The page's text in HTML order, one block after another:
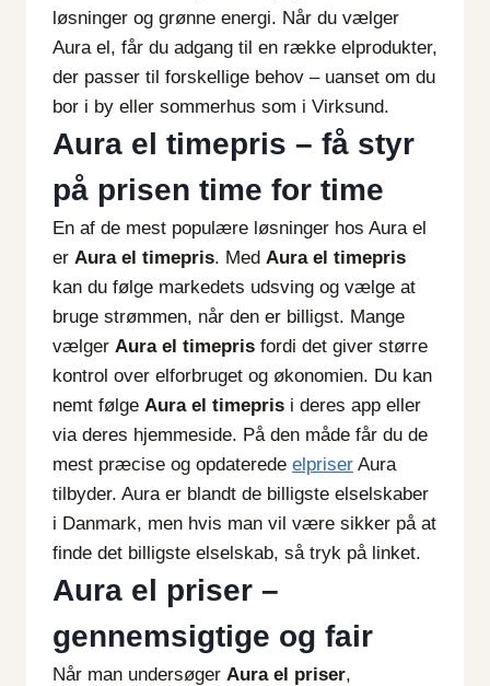
løsninger og grønne energi. Når du vælger
Aura el, får du adgang til en række elprodukter,
der passer til forskellige behov – uanset om du
bor i by eller sommerhus som i Virksund.
Aura el timepris – få styr
på prisen time for time
En af de mest populære løsninger hos Aura el
er Aura el timepris. Med Aura el timepris
kan du følge markedets udsving og vælge at
bruge strømmen, når den er billigst. Mange
vælger Aura el timepris fordi det giver større
kontrol over elforbruget og økonomien. Du kan
nemt følge Aura el timepris i deres app eller
via deres hjemmeside. På den måde får du de
mest præcise og opdaterede elpriser Aura
tilbyder. Aura er blandt de billigste elselskaber
i Danmark, men hvis man vil være sikker på at
finde det billigste elselskab, så tryk på linket.
Aura el priser –
gennemsigtige og fair
Når man undersøger Aura el priser,